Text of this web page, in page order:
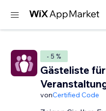
- 5 %
Gästeliste für
vonCertified Code